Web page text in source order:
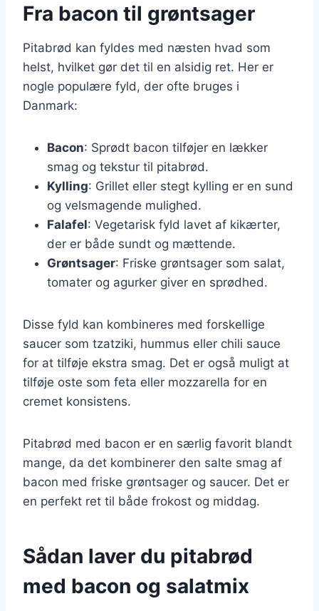
Fra bacon til grøntsager
Pitabrød kan fyldes med næsten hvad som
helst, hvilket gør det til en alsidig ret. Her er
nogle populære fyld, der ofte bruges i
Danmark:
Bacon: Sprødt bacon tilføjer en lækker
smag og tekstur til pitabrød.
Kylling: Grillet eller stegt kylling er en sund
og velsmagende mulighed.
Falafel: Vegetarisk fyld lavet af kikærter,
der er både sundt og mættende.
Grøntsager: Friske grøntsager som salat,
tomater og agurker giver en sprødhed.
Disse fyld kan kombineres med forskellige
saucer som tzatziki, hummus eller chili sauce
for at tilføje ekstra smag. Det er også muligt at
tilføje oste som feta eller mozzarella for en
cremet konsistens.
Pitabrød med bacon er en særlig favorit blandt
mange, da det kombinerer den salte smag af
bacon med friske grøntsager og saucer. Det er
en perfekt ret til både frokost og middag.
Sådan laver du pitabrød
med bacon og salatmix